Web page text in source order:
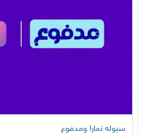
سيوله تمارا ومدفوع